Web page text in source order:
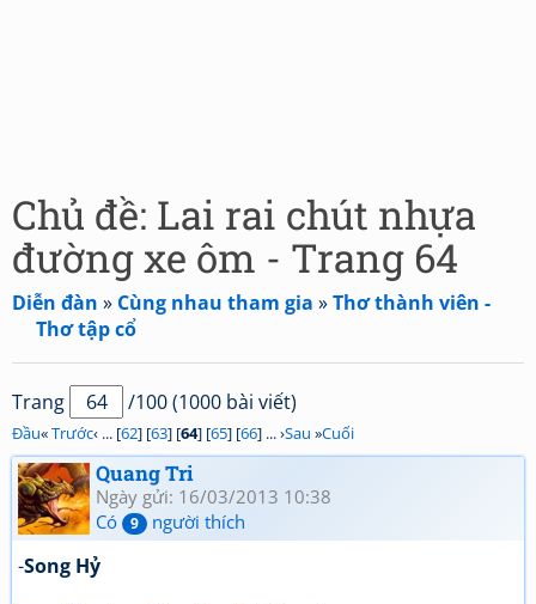
Chủ đề: Lai rai chút nhựa
đường xe ôm - Trang 64
Diễn đàn » Cùng nhau tham gia »Thơ thành viên -
Thơ tập cổ
Trang /100 (1000 bài viết)
Đầu«Trước‹ ... [62] [63] [64] [65] [66] ... ›Sau »Cuối
Quang Tri
Ngày gửi: 16/03/2013 10:38
Có
9 người thích
-Song Hỷ